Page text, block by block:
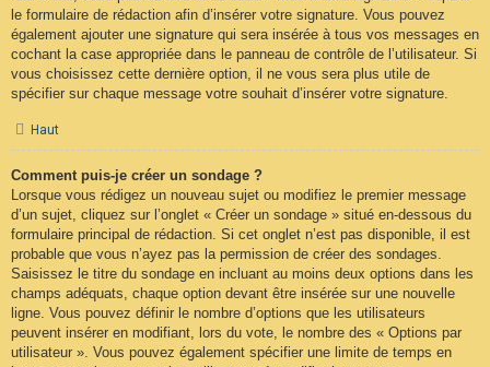
le formulaire de rédaction afin d’insérer votre signature. Vous pouvez
également ajouter une signature qui sera insérée à tous vos messages en
cochant la case appropriée dans le panneau de contrôle de l’utilisateur. Si
vous choisissez cette dernière option, il ne vous sera plus utile de
spécifier sur chaque message votre souhait d’insérer votre signature.
Haut
Comment puis-je créer un sondage ?
Lorsque vous rédigez un nouveau sujet ou modifiez le premier message
d’un sujet, cliquez sur l’onglet « Créer un sondage » situé en-dessous du
formulaire principal de rédaction. Si cet onglet n’est pas disponible, il est
probable que vous n’ayez pas la permission de créer des sondages.
Saisissez le titre du sondage en incluant au moins deux options dans les
champs adéquats, chaque option devant être insérée sur une nouvelle
ligne. Vous pouvez définir le nombre d’options que les utilisateurs
peuvent insérer en modifiant, lors du vote, le nombre des « Options par
utilisateur ». Vous pouvez également spécifier une limite de temps en